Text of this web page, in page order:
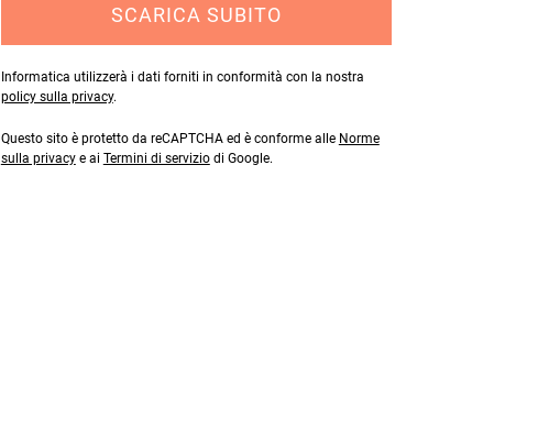
SCARICA SUBITO
Informatica utilizzerà i dati forniti in conformità con la nostra
policy sulla privacy.
Questo sito è protetto da reCAPTCHA ed è conforme alle Norme
sulla privacye ai Termini di serviziodi Google.